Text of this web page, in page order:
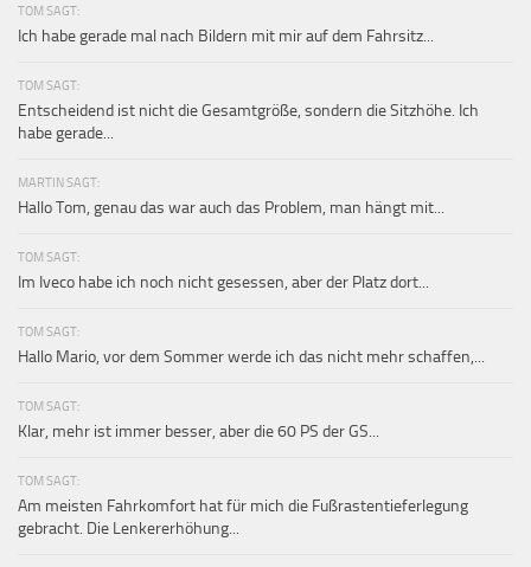
TOM SAGT:
Ich habe gerade mal nach Bildern mit mir auf dem Fahrsitz...
TOM SAGT:
Entscheidend ist nicht die Gesamtgröße, sondern die Sitzhöhe. Ich
habe gerade...
MARTIN SAGT:
Hallo Tom, genau das war auch das Problem, man hängt mit...
TOM SAGT:
Im Iveco habe ich noch nicht gesessen, aber der Platz dort...
TOM SAGT:
Hallo Mario, vor dem Sommer werde ich das nicht mehr schaffen,...
TOM SAGT:
Klar, mehr ist immer besser, aber die 60 PS der GS...
TOM SAGT:
Am meisten Fahrkomfort hat für mich die Fußrastentieferlegung
gebracht. Die Lenkererhöhung...